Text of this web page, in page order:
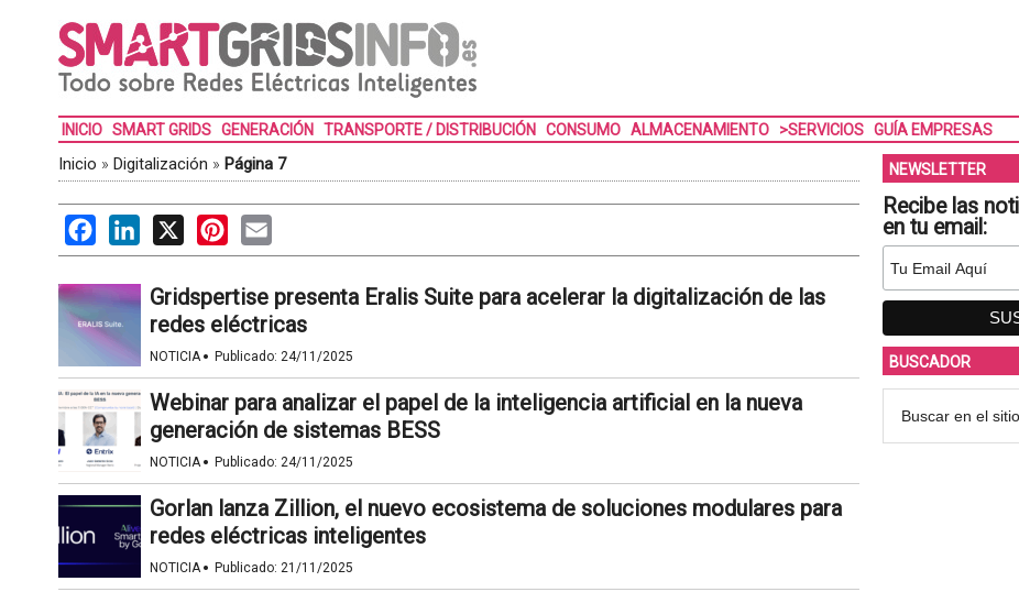
INICIO SMART GRIDS GENERACIÓN TRANSPORTE / DISTRIBUCIÓN CONSUMO ALMACENAMIENTO >SERVICIOS GUÍA EMPRESAS
Inicio » Digitalización » Página 7
FacebookLinkedIn
X PinterestEmail
Gridspertise presenta Eralis Suite para acelerar la digitalización de las
redes eléctricas
NOTICIA· Publicado: 24/11/2025
Webinar para analizar el papel de la inteligencia artificial en la nueva
generación de sistemas BESS
NOTICIA· Publicado: 24/11/2025
Gorlan lanza Zillion, el nuevo ecosistema de soluciones modulares para
redes eléctricas inteligentes
NOTICIA· Publicado: 21/11/2025
NEWSLETTER
Recibe las
en tu email:
BUSCADOR